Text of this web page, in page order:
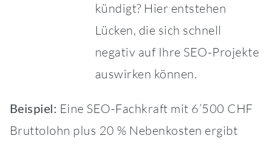
kündigt? Hier entstehen
Lücken, die sich schnell
negativ auf Ihre SEO-Projekte
auswirken können.
Beispiel: Eine SEO-Fachkraft mit 6’500 CHF
Bruttolohn plus 20 % Nebenkosten ergibt